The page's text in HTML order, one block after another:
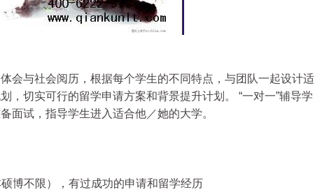
与社会阅历，根据每个学生的不同特点，与团队一起设计适
，切实可行的留学申请方案和背景提升计划。 “一对一”辅导学
面试，指导学生进入适合他／她的大学。
不限），有过成功的申请和留学经历